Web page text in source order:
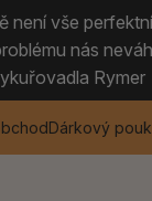
vše
nás
Rymer
Dárkový